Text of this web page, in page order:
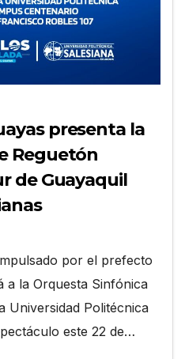
presenta la
Reguetón
de Guayaquil
por el prefecto
a la Orquesta Sinfónica
Universidad Politécnica
este 22 de…